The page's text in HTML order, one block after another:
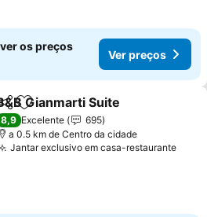
os preços
Ver preços
Adicionar aos favoritos
Gianmarti Suite
8,9 Excelente
695
a 0.5 km de Centro da cidade
Jantar exclusivo em casa-restauranteVer